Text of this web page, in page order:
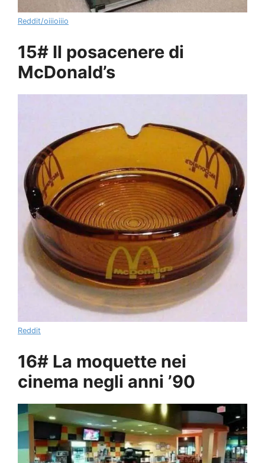
Reddit/oiiioiiio
15# Il posacenere di
McDonald’s
Reddit
16# La moquette nei
cinema negli anni ’90